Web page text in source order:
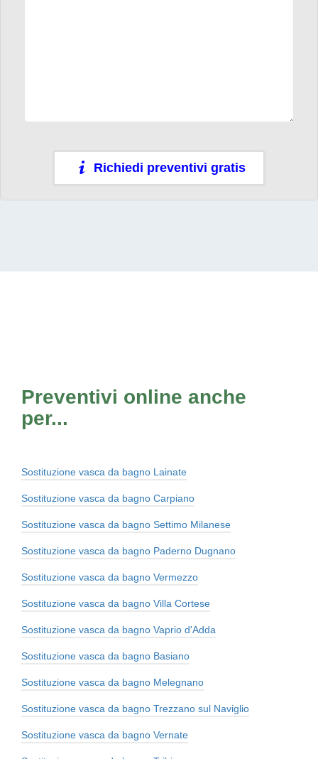
Richiedi preventivi gratis
Preventivi online anche
per...
Sostituzione vasca da bagno Lainate
Sostituzione vasca da bagno Carpiano
Sostituzione vasca da bagno Settimo Milanese
Sostituzione vasca da bagno Paderno Dugnano
Sostituzione vasca da bagno Vermezzo
Sostituzione vasca da bagno Villa Cortese
Sostituzione vasca da bagno Vaprio d'Adda
Sostituzione vasca da bagno Basiano
Sostituzione vasca da bagno Melegnano
Sostituzione vasca da bagno Trezzano sul Naviglio
Sostituzione vasca da bagno Vernate